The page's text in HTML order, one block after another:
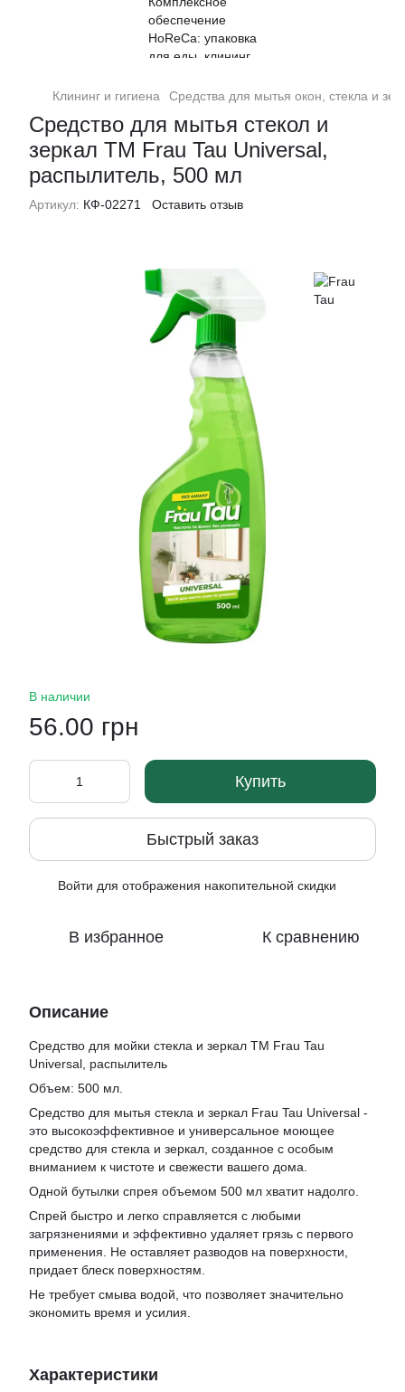
Клининг и гигиена Средства для мытья окон, стекла и
Средство для мытья стекол и
зеркал ТМ Frau Tau Universal,
распылитель, 500 мл
Артикул: КФ-02271 Оставить отзыв
В наличии
56.00 грн
Купить
Быстрый заказ
Войти для отображения накопительной скидки
В избранное К сравнению
Описание
Средство для мойки стекла и зеркал ТМ Frau Tau
Universal, распылитель
Объем: 500 мл.
Средство для мытья стекла и зеркал Frau Tau Universal -
это высокоэффективное и универсальное моющее
средство для стекла и зеркал, созданное с особым
вниманием к чистоте и свежести вашего дома.
Одной бутылки спрея объемом 500 мл хватит надолго.
Спрей быстро и легко справляется с любыми
загрязнениями и эффективно удаляет грязь с первого
применения. Не оставляет разводов на поверхности,
придает блеск поверхностям.
Не требует смыва водой, что позволяет значительно
экономить время и усилия.
Характеристики